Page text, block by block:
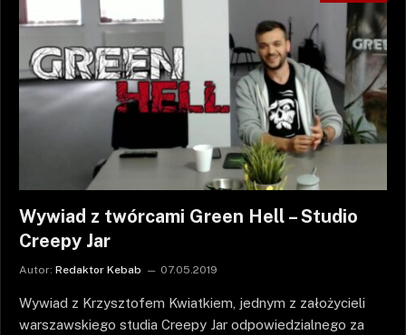
Wywiad z twórcami Green Hell – Studio
Creepy Jar
Autor: Redaktor Kebab 07.05.2019
Wywiad z Krzysztofem Kwiatkiem, jednym z założycieli
warszawskiego studia Creepy Jar odpowiedzialnego za